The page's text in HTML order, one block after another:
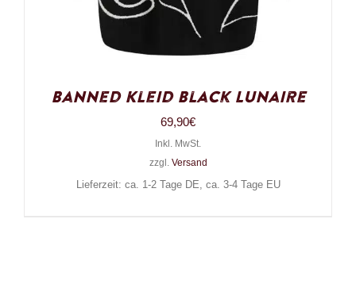
Banned Kleid Black Lunaire
69,90€
Inkl. MwSt.
zzgl. Versand
Lieferzeit: ca. 1-2 Tage DE, ca. 3-4 Tage EU